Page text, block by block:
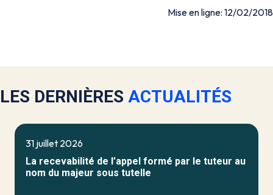
Mise en ligne: 12/02/2018
LES DERNIÈRES ACTUALITÉS
31 juillet 2026
La recevabilité de l’appel formé par le tuteur au
nom du majeur sous tutelle